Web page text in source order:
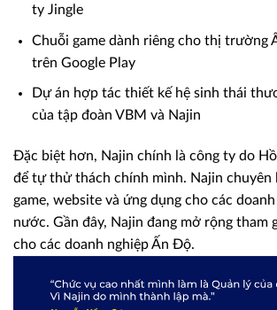
ty Jingle
Chuỗi game dành riêng cho thị trường
trên Google Play
Dự án hợp tác thiết kế hệ sinh thái
của tập đoàn VBM và Najin
Đặc biệt hơn, Najin chính là công ty do
để tự thử thách chính mình. Najin chuyên
game, website và ứng dụng cho các
nước. Gần đây, Najin đang mở rộng tham
cho các doanh nghiệp Ấn Độ.